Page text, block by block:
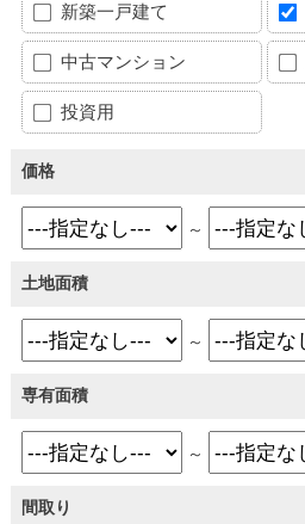
新築一戸建て
中古マンション
投資用
価格
～
土地面積
～
専有面積
～
間取り